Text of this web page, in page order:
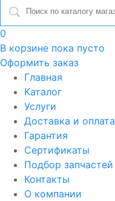
0
В корзине пока пусто
Оформить заказ
Главная
Каталог
Услуги
Доставка и оплата
Гарантия
Сертификаты
Подбор запчастей
Контакты
О компании